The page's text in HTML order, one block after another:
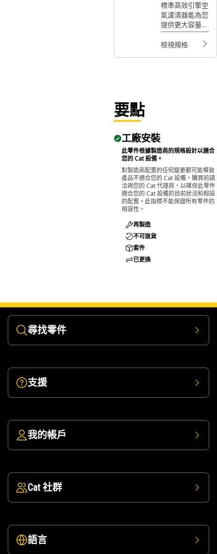
標準高效引擎空
氣濾清器能為您
提供更大容量和
快速維修，實現
一般負載任務應
檢視規格
要點
工廠安裝
此零件根據製造商的規格設計以適合
您的 Cat 設備。
對製造商配置的任何變更都可能導致
產品不適合您的 Cat 設備。購買前請
洽詢您的 Cat 代理商，以確保此零件
適合您的 Cat 設備的目前狀況和假設
的配置。此指標不能保證所有零件的
相容性。
再製造
不可退貨
套件
已更換
尋找零件
支援
我的帳戶
Cat 社群
語言